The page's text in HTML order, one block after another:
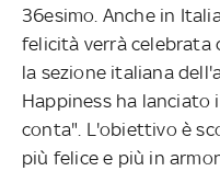
36esimo. Anche in
felicità verrà celebrata
la sezione italiana
Happiness ha lanciato
conta". L'obiettivo è
più felice e più in